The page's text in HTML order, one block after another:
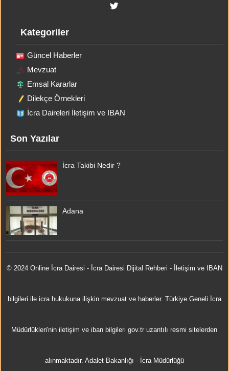
Kategoriler
Güncel Haberler
Mevzuat
Emsal Kararlar
Dilekçe Örnekleri
İcra Daireleri İletişim ve IBAN
Son Yazılar
İcra Takibi Nedir ?
Adana
© 2024 Online İcra Dairesi - İcra Dairesi Dijital Rehberi - İletişim ve IBAN
bilgileri ile icra hukukuna ilişkin mevzuat ve haberler. Türkiye Geneli İcra
Müdürlükleri'nin iletişim ve iban bilgileri gov.tr uzantılı resmi sitelerden
alınmaktadır. Adalet Bakanlığı - İcra Müdürlüğü